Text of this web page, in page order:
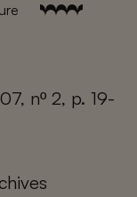
nº 2, p. 19-